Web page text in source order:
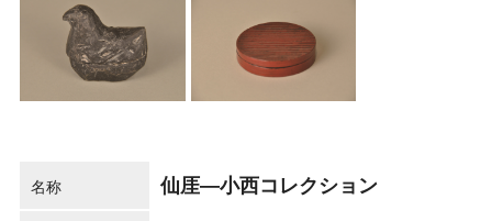
名称 仙厓―小西コレクション